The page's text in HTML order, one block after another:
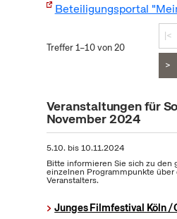
Beteiligungsportal
Treffer 1–10 von 20
|<
>
Veranstaltungen für
November 2024
5.10. bis10.11.2024
Bitte informieren Sie sich zu den
einzelnen Programmpunkte
Veranstalters.
Junges Filmfestival Köln /